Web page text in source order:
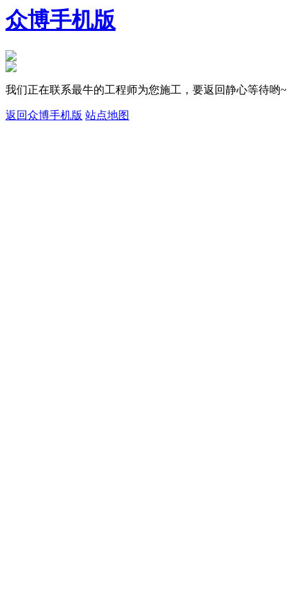
众博手机版
我们正在联系最牛的工程师为您施工，要返回静心等待哟~
返回众博手机版 站点地图